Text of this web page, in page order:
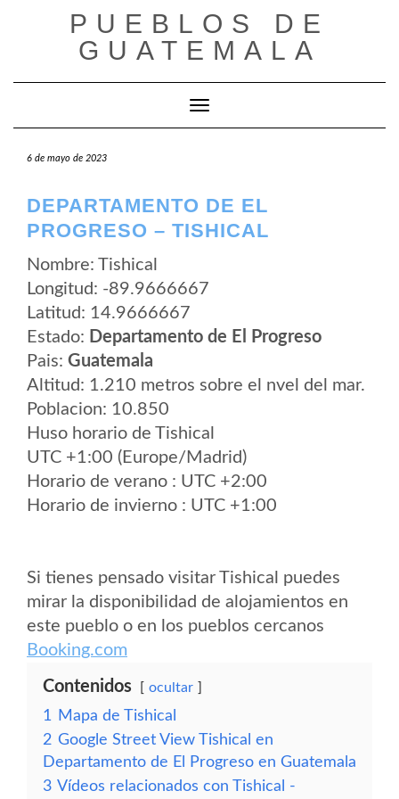
PUEBLOS DE
GUATEMALA
Cambiar modo de navegación
6 de mayo de 2023
DEPARTAMENTO DE EL
PROGRESO – TISHICAL
Nombre: Tishical
Longitud: -89.9666667
Latitud: 14.9666667
Estado: Departamento de El Progreso
Pais: Guatemala
Altitud: 1.210 metros sobre el nvel del mar.
Poblacion: 10.850
Huso horario de Tishical
UTC +1:00 (Europe/Madrid)
Horario de verano : UTC +2:00
Horario de invierno : UTC +1:00
Si tienes pensado visitar Tishical puedes
mirar la disponibilidad de alojamientos en
este pueblo o en los pueblos cercanos
Booking.com
Contenidos ocultar
1
Mapa de Tishical
2 Google Street View Tishical en
Departamento de El Progreso en Guatemala
3 Vídeos relacionados con Tishical -